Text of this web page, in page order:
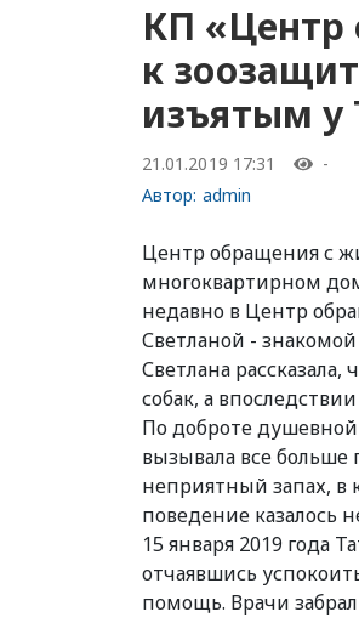
КП «Центр
к
изъятым у
21.01.2019 17:31
-
Автор: admin
Центр обращения с
многоквартирном
недавно в Центр
Светланой -
Светлана
собак, а
По доброте
вызывала все больше
неприятный запах, в
поведение казалось
15 января 2019 года
отчаявшись
помощь. Врачи